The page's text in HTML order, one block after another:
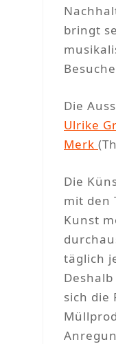
bringt
Die
Ulrike
Merk
Die
mit den
Kunst
täglich
sich die